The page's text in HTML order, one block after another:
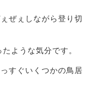
ぜぇしながら登り切
たような気分です。
すぐいくつかの鳥居